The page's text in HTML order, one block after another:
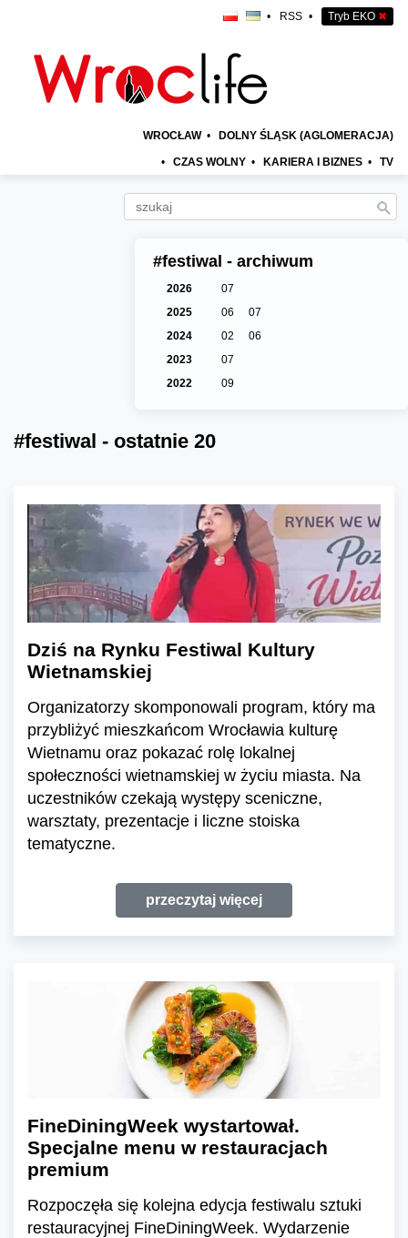
• RSS • Tryb EKO ✖
WROCŁAW • DOLNY ŚLĄSK (AGLOMERACJA)
• CZAS WOLNY • KARIERA I BIZNES • TV
#festiwal - archiwum
2026
07
2025
06
07
2024
02
06
2023
07
2022
09
#festiwal - ostatnie 20
Dziś na Rynku Festiwal Kultury
Wietnamskiej
Organizatorzy skomponowali program, który ma
przybliżyć mieszkańcom Wrocławia kulturę
Wietnamu oraz pokazać rolę lokalnej
społeczności wietnamskiej w życiu miasta. Na
uczestników czekają występy sceniczne,
warsztaty, prezentacje i liczne stoiska
tematyczne.
przeczytaj więcej
FineDiningWeek wystartował.
Specjalne menu w restauracjach
premium
Rozpoczęła się kolejna edycja festiwalu sztuki
restauracyjnej FineDiningWeek. Wydarzenie